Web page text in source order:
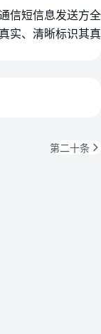
信短信息发送方全
实、清晰标识其真
第二十条